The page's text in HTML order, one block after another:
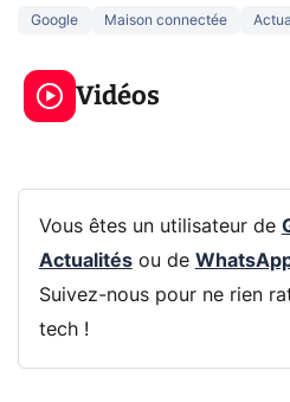
Google Maison connectée
Vidéos
3 écrans en 1 pour
319€ ? Voici L'AOC
CQ32G4ZA !
Vous êtes un utilisateur de
Actualitésou de
Suivez-nous pour ne rien
tech !